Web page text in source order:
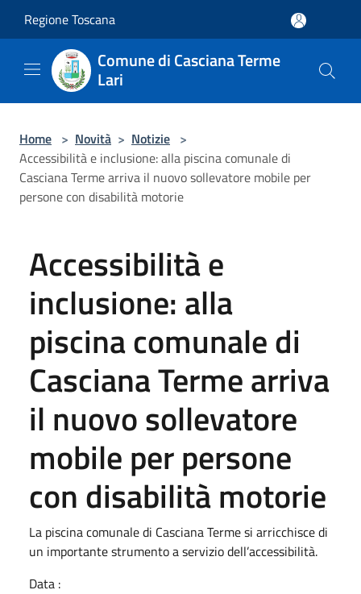
Regione Toscana
Comune di Casciana Terme
Lari
Home > Novità > Notizie >
Accessibilità e inclusione: alla piscina comunale di
Casciana Terme arriva il nuovo sollevatore mobile per
persone con disabilità motorie
Accessibilità e
inclusione: alla
piscina comunale di
Casciana Terme arriva
il nuovo sollevatore
mobile per persone
con disabilità motorie
La piscina comunale di Casciana Terme si arricchisce di
un importante strumento a servizio dell’accessibilità.
Data :